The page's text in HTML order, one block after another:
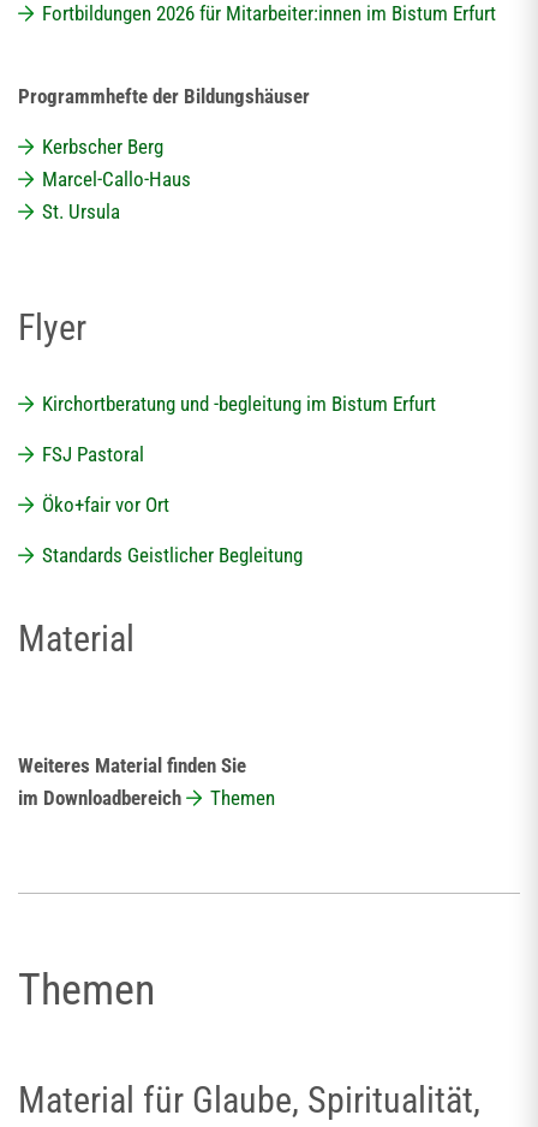
Fortbildungen 2026 für Mitarbeiter:innen im Bistum Erfurt
Programmhefte der Bildungshäuser
Kerbscher Berg
Marcel-Callo-Haus
St. Ursula
Flyer
Kirchortberatung und -begleitung im Bistum Erfurt
FSJ Pastoral
Öko+fair vor Ort
Standards Geistlicher Begleitung
Material
Weiteres Material finden Sie
im Downloadbereich
Themen
Themen
Material für Glaube, Spiritualität,